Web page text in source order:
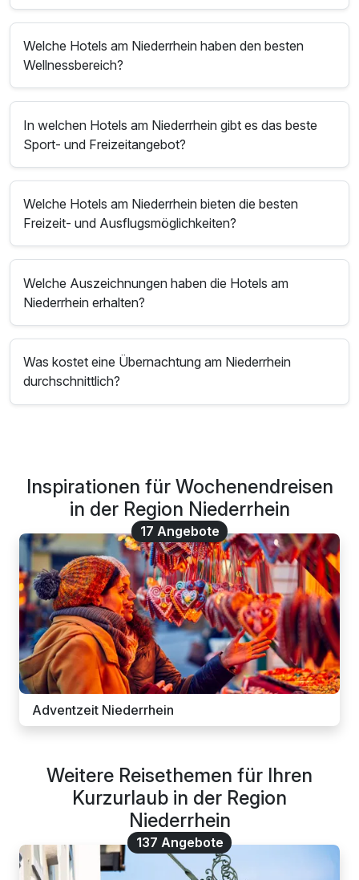
Welche Hotels am Niederrhein haben den besten
Wellnessbereich?
In welchen Hotels am Niederrhein gibt es das beste
Sport- und Freizeitangebot?
Welche Hotels am Niederrhein bieten die besten
Freizeit- und Ausflugsmöglichkeiten?
Welche Auszeichnungen haben die Hotels am
Niederrhein erhalten?
Was kostet eine Übernachtung am Niederrhein
durchschnittlich?
Inspirationen für Wochenendreisen
in der Region Niederrhein
17 Angebote
Adventzeit Niederrhein
Weitere Reisethemen für Ihren
Kurzurlaub in der Region
Niederrhein
137 Angebote